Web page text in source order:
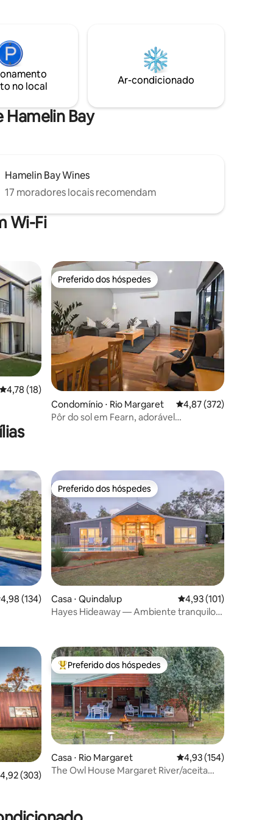
no local
Ar-condicionado
Bay
Hamelin Bay Wines
17 moradores locais recomendam
Wi-Fi
4,78 de uma avaliação média de 5, 18 avaliações
4,78 (18)
Preferido dos hóspedes
Preferido dos hóspedes
Condomínio ⋅ Rio Margaret 4,87 de uma avaliação
4,87 (372)
Pôr do sol em Fearn, adorável
de uma avaliação média de 5, 134 avaliações
4,98 (134)
Preferido dos hóspedes
Preferido dos hóspedes
Casa ⋅ Quindalup 4,93 de uma avaliação
4,93 (101)
Hayes Hideaway — Ambiente tranquilo
de uma avaliação média de 5, 303 avaliações
4,92 (303)
Entre os melhores preferidos dos hóspedes
Preferido dos hóspedes
Casa ⋅ Rio Margaret 4,93 de uma avaliação
4,93 (154)
The Owl House Margaret River/aceita